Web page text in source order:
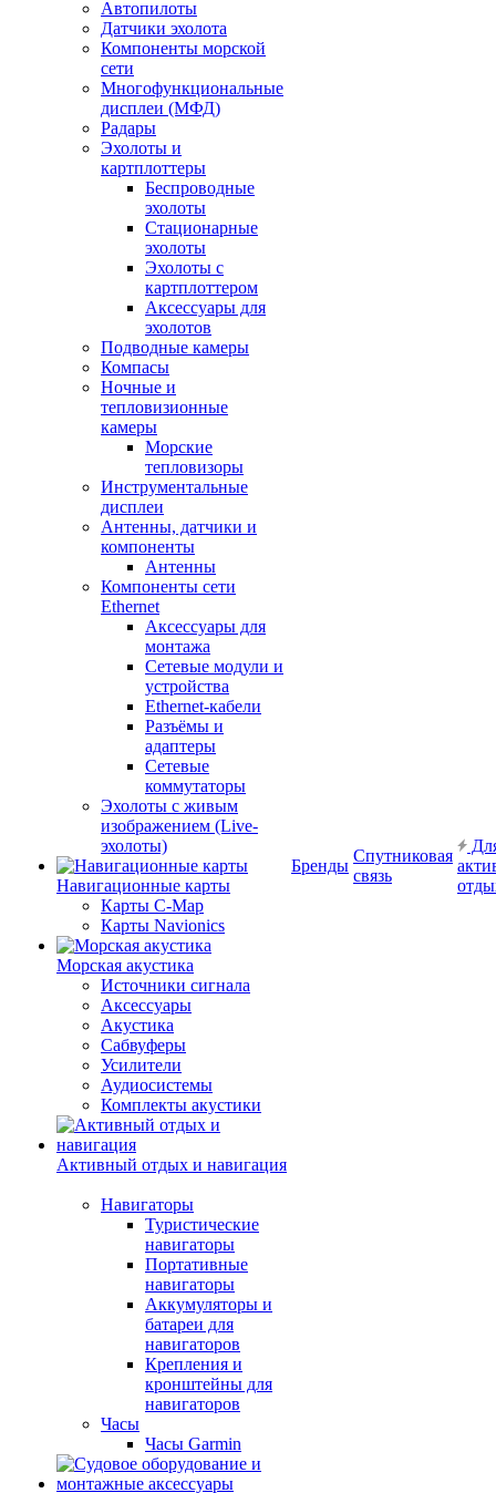
Автопилоты
Датчики эхолота
Компоненты морской
сети
Многофункциональные
дисплеи (МФД)
Радары
Эхолоты и
картплоттеры
Беспроводные
эхолоты
Стационарные
эхолоты
Эхолоты с
картплоттером
Аксессуары для
эхолотов
Подводные камеры
Компасы
Ночные и
тепловизионные
камеры
Морские
тепловизоры
Инструментальные
дисплеи
Антенны, датчики и
компоненты
Антенны
Компоненты сети
Ethernet
Аксессуары для
монтажа
Сетевые модули и
устройства
Ethernet-кабели
Разъёмы и
адаптеры
Сетевые
коммутаторы
Эхолоты с живым
изображением (Live-
эхолоты)
Навигационные карты
Карты C-Map
Карты Navionics
Морская акустика
Источники сигнала
Аксессуары
Акустика
Сабвуферы
Усилители
Аудиосистемы
Комплекты акустики
Активный отдых и навигация
Навигаторы
Туристические
навигаторы
Портативные
навигаторы
Аккумуляторы и
батареи для
навигаторов
Крепления и
кронштейны для
навигаторов
Часы
Часы Garmin
Бренды
Спутниковая
связь